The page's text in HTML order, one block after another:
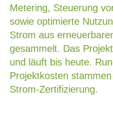
Metering, Steuerung
sowie optimierte
Strom aus
gesammelt. Das
und läuft bis heute.
Projektkosten
Strom-Zertifizierung.